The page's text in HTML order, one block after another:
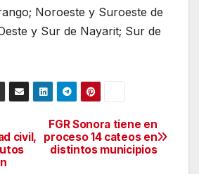
Noroeste y Suroeste de
y Sur de Nayarit; Sur de
FGR Sonora tiene en
proceso 14 cateos en
distintos municipios
civil,